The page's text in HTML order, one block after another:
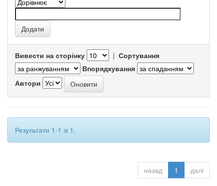
Вивести на сторінку | Сортування
Впорядкування
Автори
Результати 1-1 зі 1.
назад 1 далі